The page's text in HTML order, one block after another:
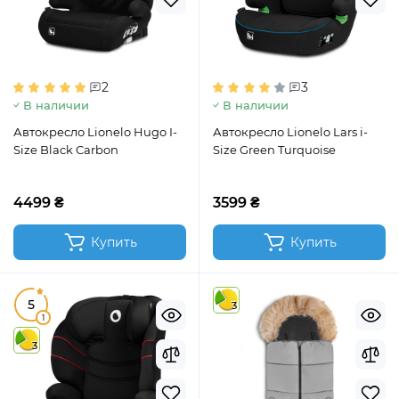
2
В наличии
Автокресло Lionelo Hugo I-
Size Black Carbon
4499 ₴
Купить
3
В наличии
Автокресло Lionelo Lars i-
Size Green Turquoise
3599 ₴
Купить
5
1
3
3